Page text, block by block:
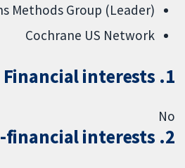
(Leader) Comparing Multiple Interventions Methods Group
Cochrane US Network
1. Financial interests
No
2. Non-financial interests